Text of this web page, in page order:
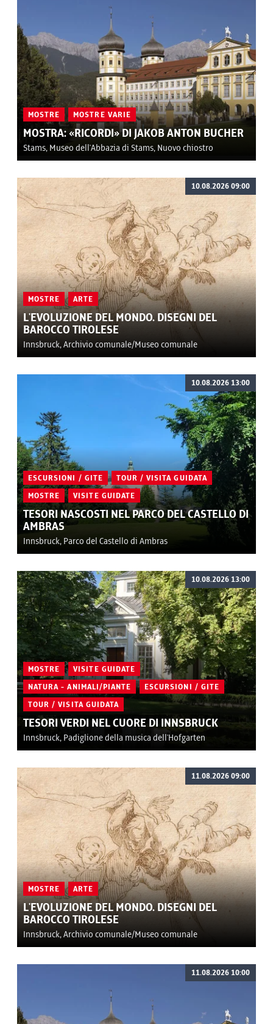
MOSTRE MOSTRE VARIE
MOSTRA: «RICORDI» DI JAKOB ANTON BUCHER
Stams, Museo dell'Abbazia di Stams, Nuovo chiostro
MOSTRE ARTE
L'EVOLUZIONE DEL MONDO. DISEGNI DEL
BAROCCO TIROLESE
Innsbruck, Archivio comunale/Museo comunale
10.08.2026 09:00
ESCURSIONI / GITE TOUR / VISITA GUIDATA
MOSTRE VISITE GUIDATE
TESORI NASCOSTI NEL PARCO DEL CASTELLO DI
AMBRAS
Innsbruck, Parco del Castello di Ambras
10.08.2026 13:00
MOSTRE VISITE GUIDATE
NATURA - ANIMALI/PIANTE ESCURSIONI / GITE
TOUR / VISITA GUIDATA
TESORI VERDI NEL CUORE DI INNSBRUCK
Innsbruck, Padiglione della musica dell'Hofgarten
10.08.2026 13:00
MOSTRE ARTE
L'EVOLUZIONE DEL MONDO. DISEGNI DEL
BAROCCO TIROLESE
Innsbruck, Archivio comunale/Museo comunale
11.08.2026 09:00
11.08.2026 10:00